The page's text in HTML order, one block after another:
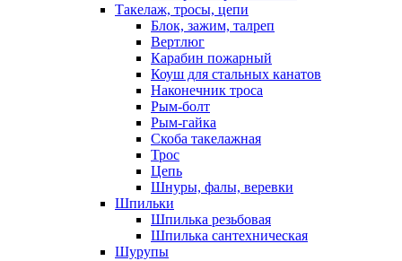
Такелаж, тросы, цепи
Блок, зажим, талреп
Вертлюг
Карабин пожарный
Коуш для стальных канатов
Наконечник троса
Рым-болт
Рым-гайка
Скоба такелажная
Трос
Цепь
Шнуры, фалы, веревки
Шпильки
Шпилька резьбовая
Шпилька сантехническая
Шурупы